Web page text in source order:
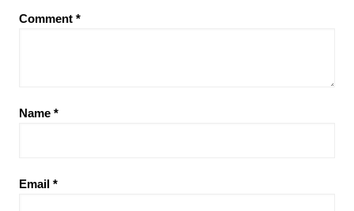
Comment *
Name *
Email *